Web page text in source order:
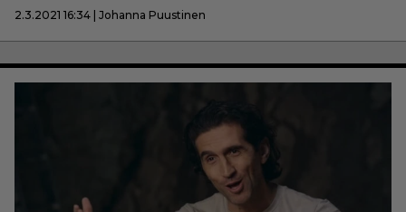
2.3.2021 16:34 | Johanna Puustinen